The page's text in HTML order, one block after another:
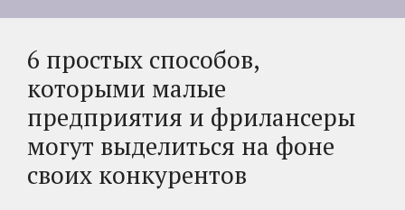
6 простых способов,
которыми малые
предприятия и фрилансеры
могут выделиться на фоне
своих конкурентов